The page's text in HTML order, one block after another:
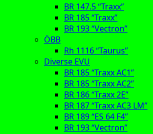
BR 147.5 “Traxx”
BR 185 “Traxx”
BR 193 “Vectron”
ÖBB
Rh 1116 “Taurus”
Diverse EVU
BR 185 “Traxx AC1”
BR 185 “Traxx AC2”
BR 186 “Traxx 2E”
BR 187 “Traxx AC3 LM”
BR 189 “ES 64 F4”
BR 193 “Vectron”